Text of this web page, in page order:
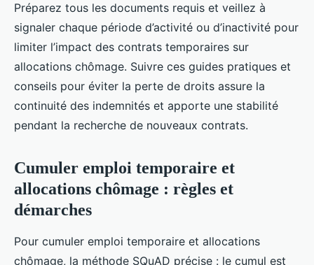
Préparez tous les documents requis et veillez à
signaler chaque période d’activité ou d’inactivité pour
limiter l’impact des contrats temporaires sur
allocations chômage. Suivre ces guides pratiques et
conseils pour éviter la perte de droits assure la
continuité des indemnités et apporte une stabilité
pendant la recherche de nouveaux contrats.
Cumuler emploi temporaire et
allocations chômage : règles et
démarches
Pour cumuler emploi temporaire et allocations
chômage, la méthode SQuAD précise : le cumul est